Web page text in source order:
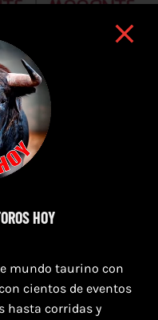
HOY
mundo taurino con
cientos de eventos
hasta corridas y